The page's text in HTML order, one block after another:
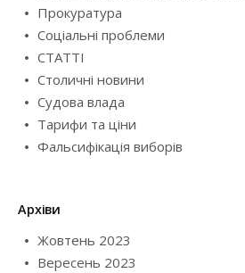
Прокуратура
Соціальні проблеми
СТАТТІ
Столичні новини
Судова влада
Тарифи та ціни
Фальсифікація виборів
Архіви
Жовтень 2023
Вересень 2023